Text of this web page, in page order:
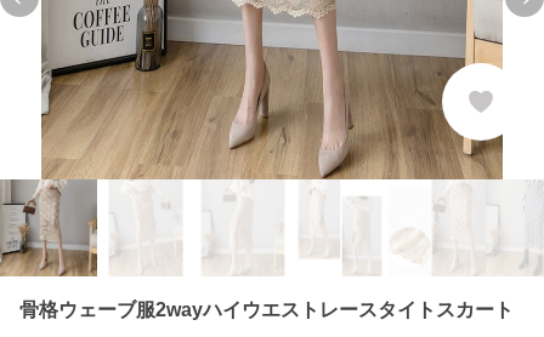
Previous slide
骨格ウェーブ服2wayハイウエストレースタイトスカート